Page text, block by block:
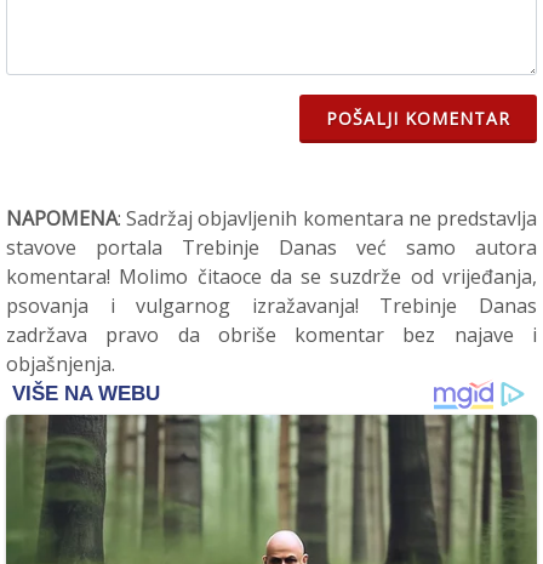
POŠALJI KOMENTAR
NAPOMENA: Sadržaj objavljenih komentara ne predstavlja
stavove portala Trebinje Danas već samo autora
komentara! Molimo čitaoce da se suzdrže od vrijeđanja,
psovanja i vulgarnog izražavanja! Trebinje Danas
zadržava pravo da obriše komentar bez najave i
objašnjenja.